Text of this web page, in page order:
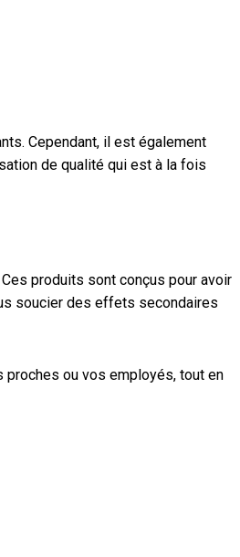
Cependant, il est également
de qualité qui est à la fois
produits sont conçus pour avoir
soucier des effets secondaires
ou vos employés, tout en